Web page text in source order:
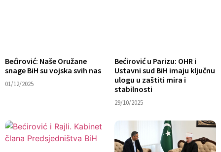
Bećirović: Naše Oružane
snage BiH su vojska svih nas
01/12/2025
Bećirović u Parizu: OHR i
Ustavni sud BiH imaju ključnu
ulogu u zaštiti mira i
stabilnosti
29/10/2025